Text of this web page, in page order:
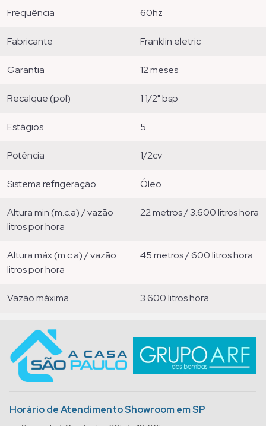
frequência 60hz
fabricante franklin eletric
garantia 12 meses
recalque (pol) 1 1/2" bsp
estágios 5
potência 1/2cv
sistema refrigeração óleo
altura min (m.c.a) / vazão
litros por hora
22 metros / 3.600 litros hora
altura máx (m.c.a) / vazão
litros por hora
45 metros / 600 litros hora
vazão máxima 3.600 litros hora
Horário de Atendimento Showroom em SP